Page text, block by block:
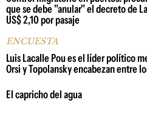
que se debe "anular" el decreto de
US$ 2,10 por pasaje
ENCUESTA
Luis Lacalle Pou es el líder político
Orsi y Topolansky encabezan entre
El capricho del agua